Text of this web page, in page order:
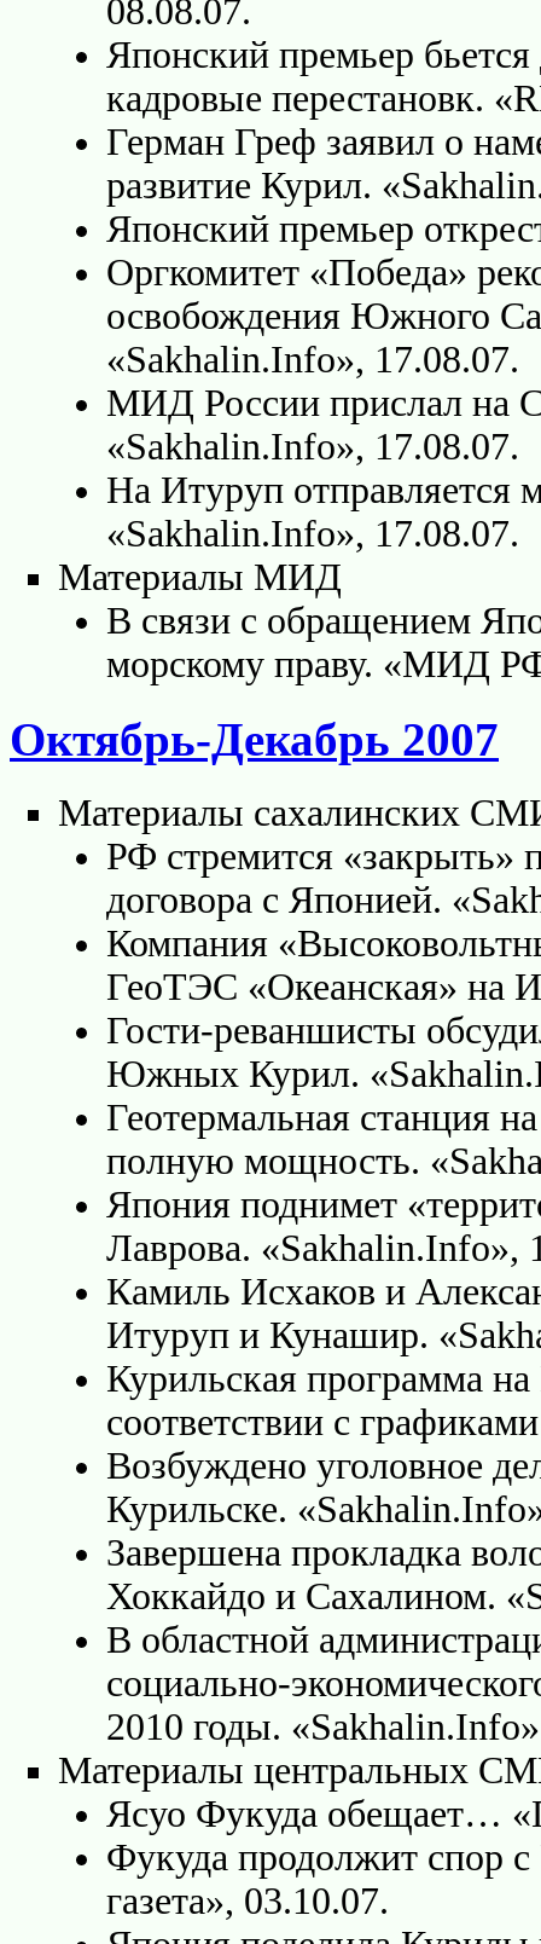
08.08.07.
Японский премьер
кадровые перестановк.
Герман Греф заявил о
развитие Курил.
Японский премьер
Оргкомитет «Победа»
освобождения Южного
«Sakhalin.Info», 17.08.07.
МИД России прислал на
«Sakhalin.Info», 17.08.07.
На Итуруп отправляется
«Sakhalin.Info», 17.08.07.
Материалы МИД
В связи с обращением
морскому праву. «МИД
Октябрь-Декабрь 2007
Материалы сахалинских
РФ стремится «закрыть»
договора с Японией.
Компания
ГеоТЭС «Океанская» на
Гости-реваншисты
Южных Курил.
Геотермальная станция
полную мощность.
Япония поднимет
Лаврова. «Sakhalin.Info»,
Камиль Исхаков и
Итуруп и Кунашир.
Курильская программа
соответствии с
Возбуждено уголовное
Курильске.
Завершена прокладка
Хоккайдо и Сахалином.
В областной
социально-
2010 годы.
Материалы центральных
Ясуо Фукуда обещает…
Фукуда продолжит спор
газета», 03.10.07.